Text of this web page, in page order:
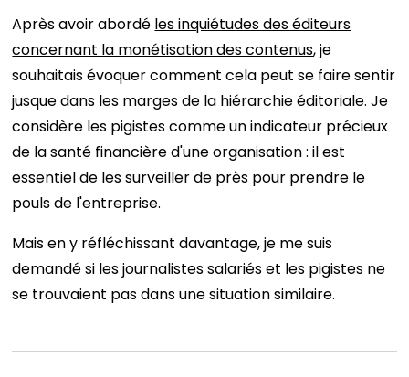
Après avoir abordé les inquiétudes des éditeurs
concernant la monétisation des contenus, je
souhaitais évoquer comment cela peut se faire sentir
jusque dans les marges de la hiérarchie éditoriale. Je
considère les pigistes comme un indicateur précieux
de la santé financière d'une organisation : il est
essentiel de les surveiller de près pour prendre le
pouls de l'entreprise.
Mais en y réfléchissant davantage, je me suis
demandé si les journalistes salariés et les pigistes ne
se trouvaient pas dans une situation similaire.